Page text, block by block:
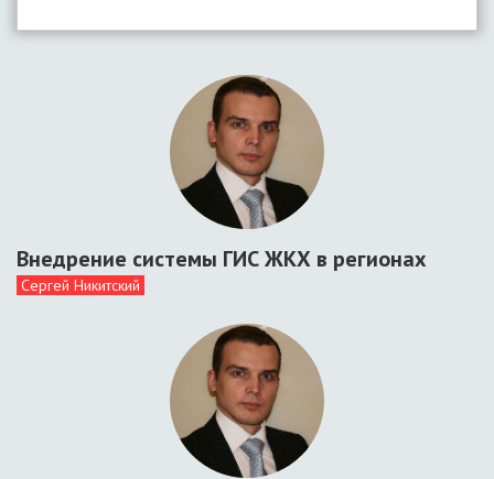
Внедрение системы ГИС ЖКХ в регионах
Сергей Никитский